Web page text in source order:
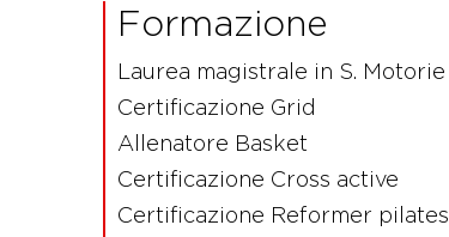
Formazione
Laurea magistrale in S. Motorie
Certificazione Grid
Allenatore Basket
Certificazione Cross active
Certificazione Reformer pilates